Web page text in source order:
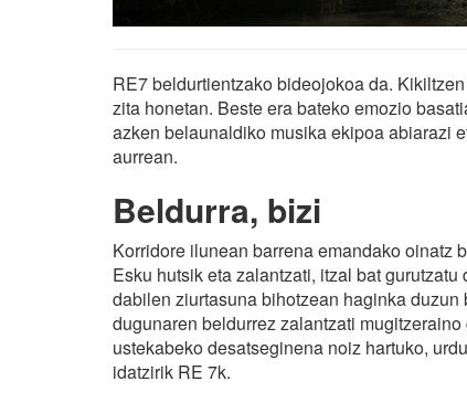
RE7 beldurtientzako bideojokoa da.
zita honetan. Beste era bateko emozio
azken belaunaldiko musika ekipoa abiarazi
aurrean.
Beldurra, bizi
Korridore ilunean barrena emandako oinatz
Esku hutsik eta zalantzati, itzal bat
dabilen ziurtasuna bihotzean haginka
dugunaren beldurrez zalantzati
ustekabeko desatseginena noiz hartuko,
idatzirik RE 7k.